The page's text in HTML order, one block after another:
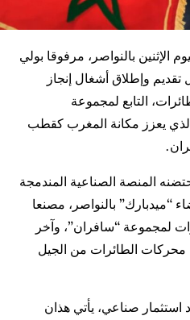
بالنواصر، مرفوقا بولي
تقديم وإطلاق أشغال إنجاز
التابع لمجموعة
يعزز مكانة المغرب كقطب
المنصة الصناعية المندمجة
“ميدبارك” بالنواصر، مصنعا
لمجموعة “سافران”، وآخر
الطائرات من الجيل
استثمار صناعي، يأتي هذان